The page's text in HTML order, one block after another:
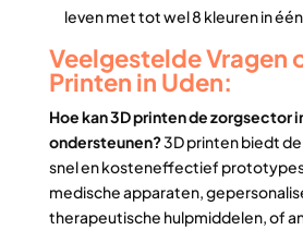
leven met tot wel 8 kleuren in
Veelgestelde Vragen
Printen in Uden:
Hoe kan 3D printen de zorgsector
ondersteunen?3D printen biedt
snel en kosteneffectief
medische apparaten,
therapeutische hulpmiddelen, of